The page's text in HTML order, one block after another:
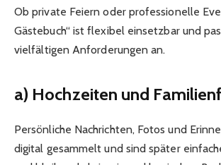
Ob private Feiern oder professionelle
Gästebuch“ ist flexibel einsetzbar und
vielfältigen Anforderungen an.
a) Hochzeiten und
Persönliche Nachrichten, Fotos und
digital gesammelt und sind später